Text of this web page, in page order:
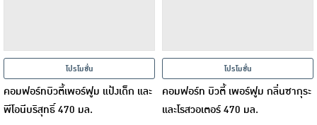
โปรโมชั่น
คอมฟอร์ทบิวตี้เพอร์ฟูม แป้งเด็ก และ
พีโอนีบริสุทธิ์ 470 มล.
โปรโมชั่น
คอมฟอร์ท บิวตี้ เพอร์ฟูม กลิ่นซากุระ
และโรสวอเตอร์ 470 มล.